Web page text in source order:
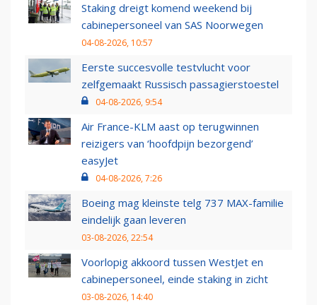
Staking dreigt komend weekend bij
cabinepersoneel van SAS Noorwegen
04-08-2026, 10:57
Eerste succesvolle testvlucht voor
zelfgemaakt Russisch passagierstoestel
04-08-2026, 9:54
Air France-KLM aast op terugwinnen
reizigers van ‘hoofdpijn bezorgend’
easyJet
04-08-2026, 7:26
Boeing mag kleinste telg 737 MAX-familie
eindelijk gaan leveren
03-08-2026, 22:54
Voorlopig akkoord tussen WestJet en
cabinepersoneel, einde staking in zicht
03-08-2026, 14:40